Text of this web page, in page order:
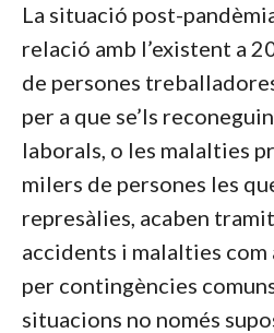
La situació post-
relació amb l’existent a
de persones
per a que se’ls
laborals, o les malalties
milers de persones les
represàlies, acaben
accidents i malalties com
per contingències
situacions no només